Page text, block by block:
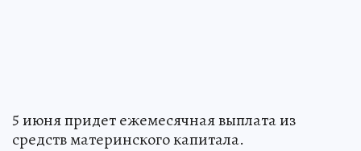
5 июня придет ежемесячная выплата из
средств материнского капитала.